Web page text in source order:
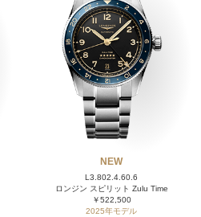
NEW
L3.802.4.60.6
ロンジン スピリット Zulu Time
￥522,500
2025年モデル